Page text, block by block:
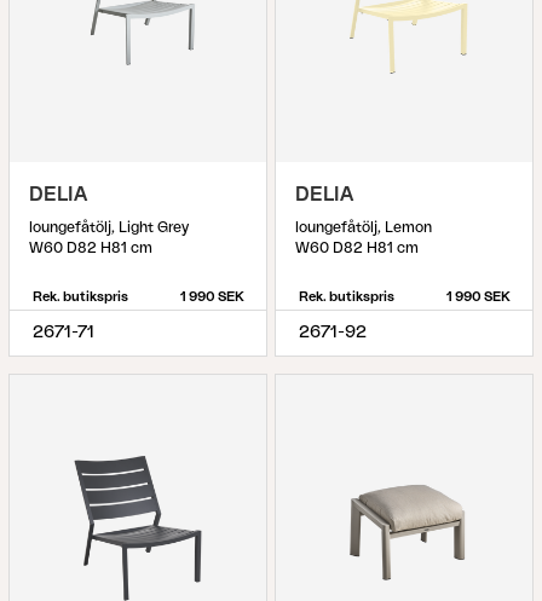
DELIA
loungefåtölj, Light Grey
W60 D82 H81 cm
Rek. butikspris 1 990 SEK
2671-71
DELIA
loungefåtölj, Lemon
W60 D82 H81 cm
Rek. butikspris 1 990 SEK
2671-92